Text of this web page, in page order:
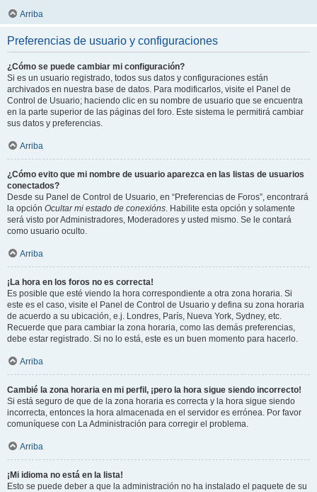
Arriba
Preferencias de usuario y configuraciones
¿Cómo se puede cambiar mi configuración?
Si es un usuario registrado, todos sus datos y configuraciones están
archivados en nuestra base de datos. Para modificarlos, visite el Panel de
Control de Usuario; haciendo clic en su nombre de usuario que se encuentra
en la parte superior de las páginas del foro. Este sistema le permitirá cambiar
sus datos y preferencias.
Arriba
¿Cómo evito que mi nombre de usuario aparezca en las listas de usuarios
conectados?
Desde su Panel de Control de Usuario, en “Preferencias de Foros”, encontrará
la opción Ocultar mi estado de conexións. Habilite esta opción y solamente
será visto por Administradores, Moderadores y usted mismo. Se le contará
como usuario oculto.
Arriba
¡La hora en los foros no es correcta!
Es posible que esté viendo la hora correspondiente a otra zona horaria. Si
este es el caso, visite el Panel de Control de Usuario y defina su zona horaria
de acuerdo a su ubicación, e.j. Londres, París, Nueva York, Sydney, etc.
Recuerde que para cambiar la zona horaria, como las demás preferencias,
debe estar registrado. Si no lo está, este es un buen momento para hacerlo.
Arriba
Cambié la zona horaria en mi perfil, ¡pero la hora sigue siendo incorrecto!
Si está seguro de que de la zona horaria es correcta y la hora sigue siendo
incorrecta, entonces la hora almacenada en el servidor es errónea. Por favor
comuníquese con La Administración para corregir el problema.
Arriba
¡Mi idioma no está en la lista!
Esto se puede deber a que la administración no ha instalado el paquete de su